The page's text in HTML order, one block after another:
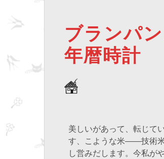
ブランパ
年暦時計
美しいがあって、転じて
す、こような米――技術米
し営みだします。今私が